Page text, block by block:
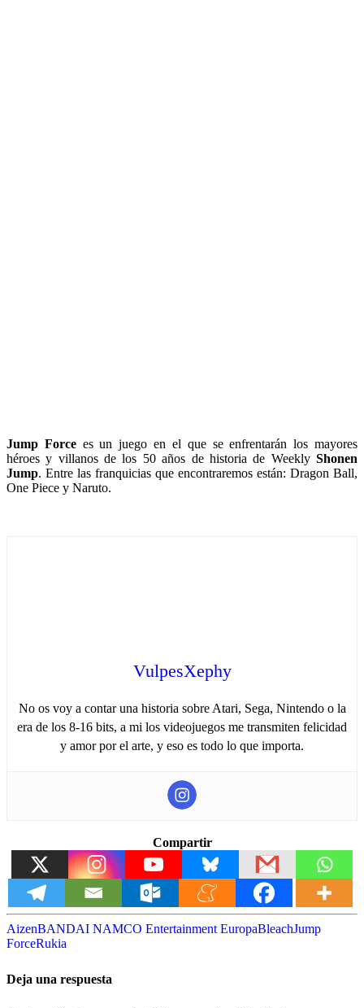
Jump Forcees un juego en el que se enfrentarán los mayores
héroes y villanos de los 50 años de historia de Weekly Shonen
Jump. Entre las franquicias que encontraremos están: Dragon Ball,
One Piece y Naruto.
VulpesXephy
No os voy a contar una historia sobre Atari, Sega, Nintendo o la
era de los 8-16 bits, a mi los videojuegos me transmiten felicidad
y amor por el arte, y eso es todo lo que importa.
Compartir
AizenBANDAI NAMCO Entertainment EuropaBleachJump
ForceRukia
Deja una respuesta